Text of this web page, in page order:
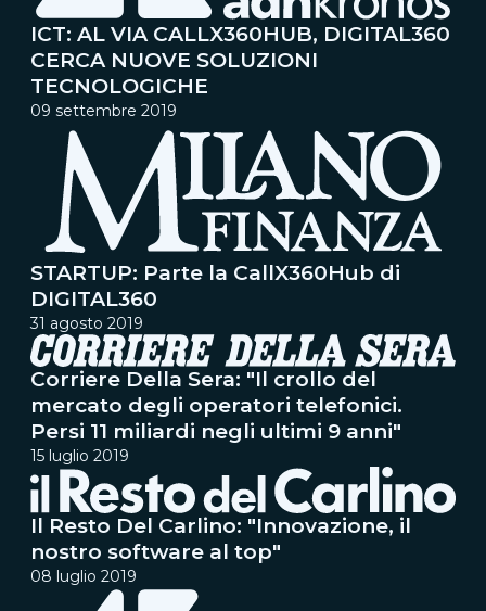
ICT: AL VIA CALLX360HUB, DIGITAL360
CERCA NUOVE SOLUZIONI
TECNOLOGICHE
09 settembre 2019
STARTUP: Parte la CallX360Hub di
DIGITAL360
31 agosto 2019
Corriere Della Sera: "Il crollo del
mercato degli operatori telefonici.
Persi 11 miliardi negli ultimi 9 anni"
15 luglio 2019
Il Resto Del Carlino: "Innovazione, il
nostro software al top"
08 luglio 2019